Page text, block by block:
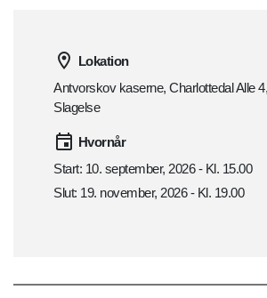
Lokation
Antvorskov kaserne, Charlottedal Alle
Slagelse
Hvornår
Start: 10. september, 2026 - Kl. 15.00
Slut: 19. november, 2026 - Kl. 19.00